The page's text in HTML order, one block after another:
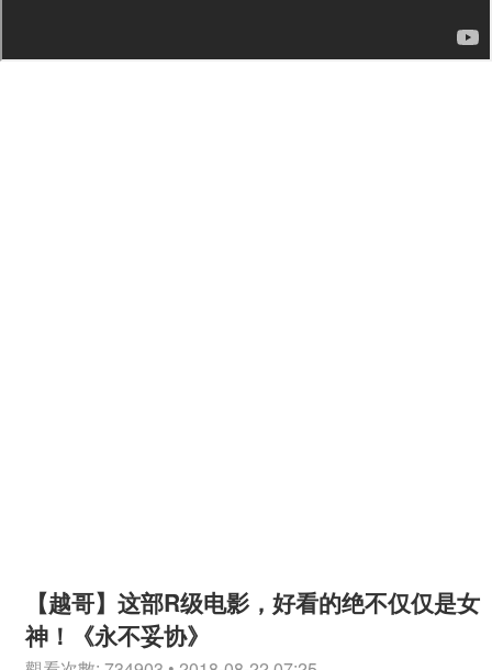
【越哥】这部R级电影，好看的绝不仅仅是女
神！《永不妥协》